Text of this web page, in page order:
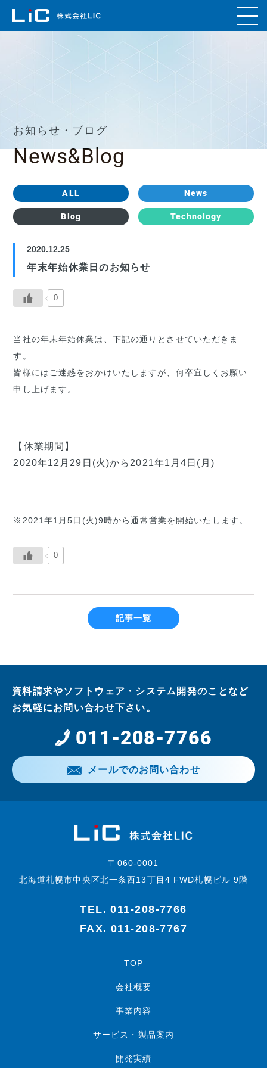
お知らせ・ブログ
News&Blog
ALL News
Blog Technology
2020.12.25
年末年始休業日のお知らせ
0
当社の年末年始休業は、下記の通りとさせていただきま
す。
皆様にはご迷惑をおかけいたしますが、何卒宜しくお願い
申し上げます。
【休業期間】
2020年12月29日(火)から2021年1月4日(月)
※2021年1月5日(火)9時から通常営業を開始いたします。
0
記事一覧
資料請求やソフトウェア・システム開発のことなど
お気軽にお問い合わせ下さい。
011-208-7766
メールでのお問い合わせ
〒060-0001
北海道札幌市中央区北一条西13丁目4 FWD札幌ビル 9階
TEL.011-208-7766
FAX. 011-208-7767
TOP
会社概要
事業内容
サービス・製品案内
開発実績